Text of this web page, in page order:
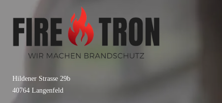
Hildener Strasse 29b
40764 Langenfeld